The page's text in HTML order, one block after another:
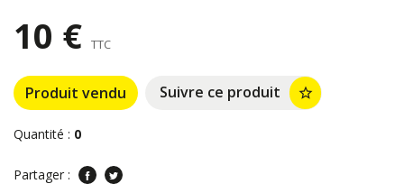
10 € TTC
Produit vendu Suivre ce produit star_border
Quantité : 0
Partager :